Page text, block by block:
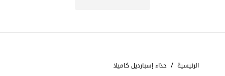
الرئيسية / حذاء إسبارديل كاميلا